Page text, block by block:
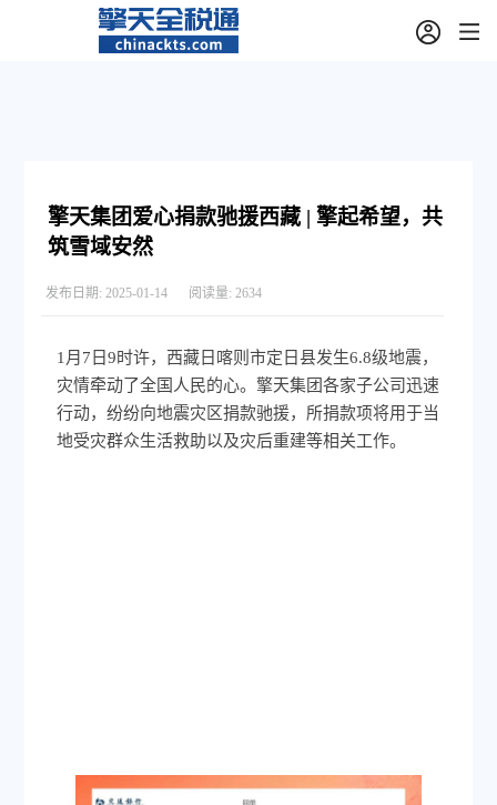
擎天集团爱心捐款驰援西藏 | 擎起希望，共
筑雪域安然
发布日期: 2025-01-14 阅读量: 2634
1月7日9时许，西藏日喀则市定日县发生6.8级地震，
灾情牵动了全国人民的心。擎天集团各家子公司迅速
行动，纷纷向地震灾区捐款驰援，所捐款项将用于当
地受灾群众生活救助以及灾后重建等相关工作。